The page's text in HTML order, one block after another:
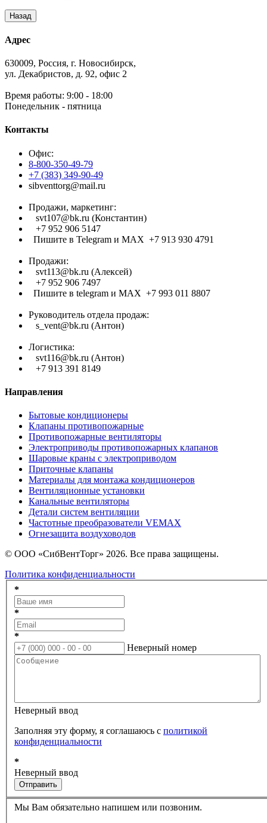
Адрес
630009, Россия, г. Новосибирск,
ул. Декабристов, д. 92, офис 2
Время работы: 9:00 - 18:00
Понедельник - пятница
Контакты
Офис:
8-800-350-49-79
+7 (383) 349-90-49
sibventtorg@mail.ru
Продажи, маркетинг:
svt107@bk.ru (Константин)
+7 952 906 5147
Пишите в Telegram и МАХ +7 913 930 4791
Продажи:
svt113@bk.ru (Алексей)
+7 952 906 7497
Пишите в telegram и МАХ +7 993 011 8807
Руководитель отдела продаж:
s_vent@bk.ru (Антон)
Логистика:
svt116@bk.ru (Антон)
+7 913 391 8149
Направления
Бытовые кондиционеры
Клапаны противопожарные
Противопожарные вентиляторы
Электроприводы противопожарных клапанов
Шаровые краны с электроприводом
Приточные клапаны
Материалы для монтажа кондиционеров
Вентиляционные установки
Канальные вентиляторы
Детали систем вентиляции
Частотные преобразователи VEMAX
Огнезащита воздуховодов
© ООО «СибВентТорг» 2026. Все права защищены.
Политика конфиденциальности
*
*
*
Неверный номер
Неверный ввод
Заполняя эту форму, я соглашаюсь с политикой
конфиденциальности
*
Неверный ввод
Отправить
Мы Вам обязательно напишем или позвоним.